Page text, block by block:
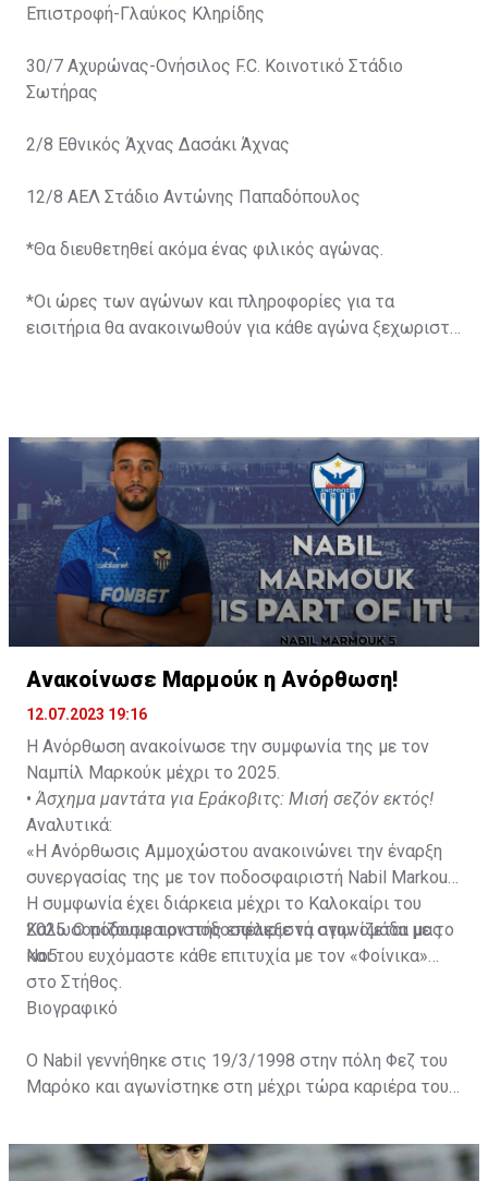
Επιστροφή-Γλαύκος Κληρίδης
30/7 Αχυρώνας-Ονήσιλος F.C. Κοινοτικό Στάδιο
Σωτήρας
2/8 Εθνικός Άχνας Δασάκι Άχνας
12/8 ΑΕΛ Στάδιο Αντώνης Παπαδόπουλος
*Θα διευθετηθεί ακόμα ένας φιλικός αγώνας.
*Οι ώρες των αγώνων και πληροφορίες για τα
εισιτήρια θα ανακοινωθούν για κάθε αγώνα ξεχωριστά
Ανακοίνωσε Μαρμούκ η Ανόρθωση!
12.07.2023 19:16
Η Ανόρθωση ανακοίνωσε την συμφωνία της με τον
Ναμπίλ Μαρκούκ μέχρι το 2025.
• Άσχημα μαντάτα για Εράκοβιτς: Μισή σεζόν εκτός!
Αναλυτικά:
«Η Ανόρθωσις Αμμοχώστου ανακοινώνει την έναρξη
συνεργασίας της με τον ποδοσφαιριστή Nabil Markouk.
Η συμφωνία έχει διάρκεια μέχρι το Καλοκαίρι του
2025. Ο ποδοσφαιριστής επέλεξε να αγωνίζεται με το
Νο5.
Καλωσορίζουμε τον ποδοσφαιριστή στην ομάδα μας
και του ευχόμαστε κάθε επιτυχία με τον «Φοίνικα»
στο Στήθος.
Βιογραφικό
Ο Nabil γεννήθηκε στις 19/3/1998 στην πόλη Φεζ του
Μαρόκο και αγωνίστηκε στη μέχρι τώρα καριέρα του
του.»